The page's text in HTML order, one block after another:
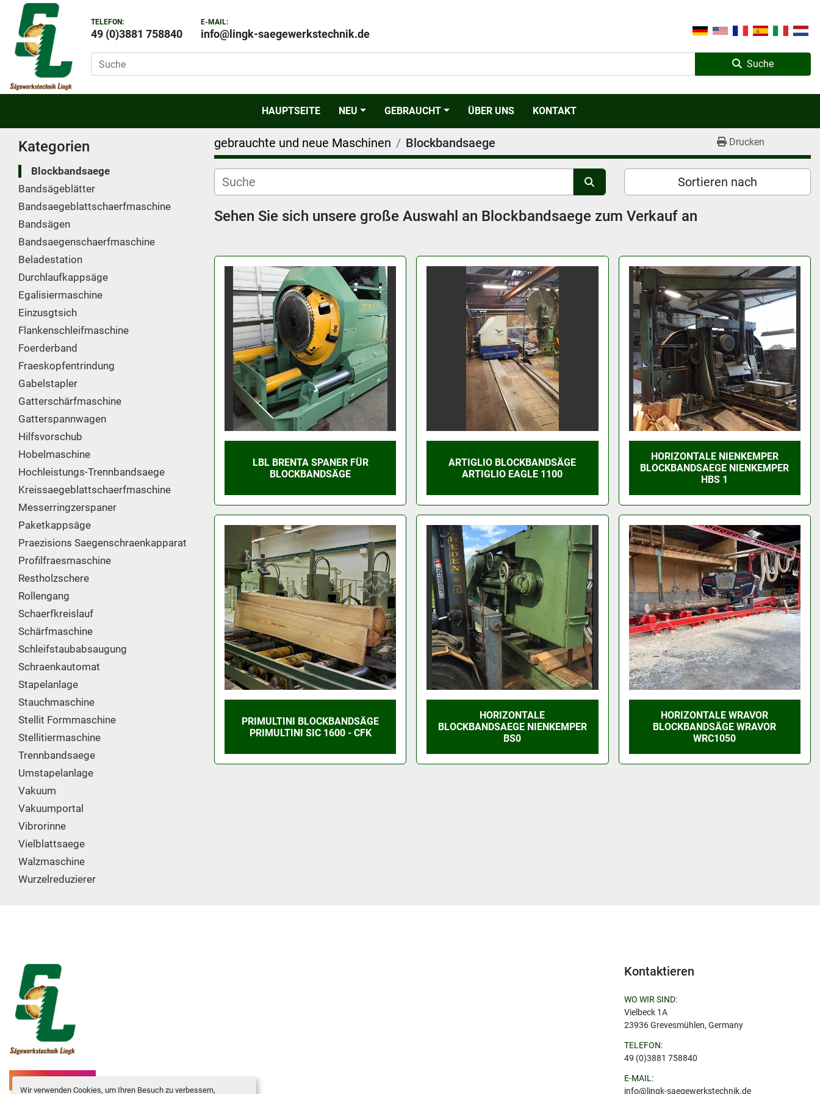
Wir verwenden Cookies, um Ihren Besuch zu verbessern,
TELEFON:
49 (0)3881 758840
E-MAIL:
info@lingk-saegewerkstechnik.de
Suche
HAUPTSEITE NEU GEBRAUCHT ÜBER UNS KONTAKT
Kategorien
Blockbandsaege
Bandsägeblätter
Bandsaegeblattschaerfmaschine
Bandsägen
Bandsaegenschaerfmaschine
Beladestation
Durchlaufkappsäge
Egalisiermaschine
Einzusgtsich
Flankenschleifmaschine
Foerderband
Fraeskopfentrindung
Gabelstapler
Gatterschärfmaschine
Gatterspannwagen
Hilfsvorschub
Hobelmaschine
Hochleistungs-Trennbandsaege
Kreissaegeblattschaerfmaschine
Messerringzerspaner
Paketkappsäge
Praezisions Saegenschraenkapparat
Profilfraesmaschine
Restholzschere
Rollengang
Schaerfkreislauf
Schärfmaschine
Schleifstaubabsaugung
Schraenkautomat
Stapelanlage
Stauchmaschine
Stellit Formmaschine
Stellitiermaschine
Trennbandsaege
Umstapelanlage
Vakuum
Vakuumportal
Vibrorinne
Vielblattsaege
Walzmaschine
Wurzelreduzierer
gebrauchte und neue Maschinen Blockbandsaege Drucken
Sortieren nach
Sehen Sie sich unsere große Auswahl an Blockbandsaege zum Verkauf an
LBL BRENTA SPANER FÜR
BLOCKBANDSÄGE
ARTIGLIO BLOCKBANDSÄGE
ARTIGLIO EAGLE 1100
HORIZONTALE NIENKEMPER
BLOCKBANDSAEGE NIENKEMPER
HBS 1
PRIMULTINI BLOCKBANDSÄGE
PRIMULTINI SIC 1600 - CFK
HORIZONTALE
BLOCKBANDSAEGE NIENKEMPER
BS0
HORIZONTALE WRAVOR
BLOCKBANDSÄGE WRAVOR
WRC1050
Kontaktieren
WO WIR SIND:
Vielbeck 1A
23936 Grevesmühlen, Germany
TELEFON:
49 (0)3881 758840
E-MAIL:
info@lingk-saegewerkstechnik.de